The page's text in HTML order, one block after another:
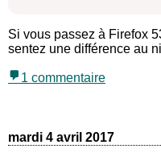
Si vous passez à Firefox
sentez une différence au
1 commentaire
mardi 4 avril 2017